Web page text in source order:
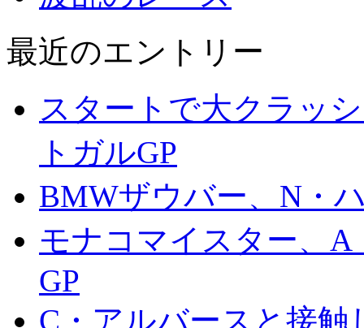
最近のエントリー
スタートで大クラッ
トガルGP
BMWザウバー、N・
モナコマイスター、A
GP
C・アルバースと接触